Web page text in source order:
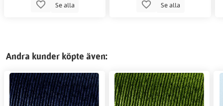
Se alla Se alla
Andra kunder köpte även: